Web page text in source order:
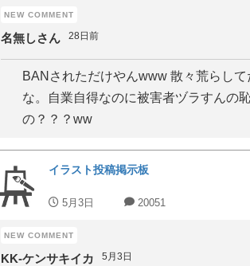
名無しさん 28日前
BANされただけやんwww 散々荒らし
な。自業自得なのに被害者ヅラすんの
の？？？ww
イラスト投稿掲示板
5月3日 20051
KK‐ケンサキイカ 5月3日